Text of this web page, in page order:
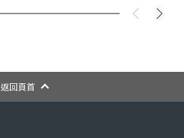
返回頁首